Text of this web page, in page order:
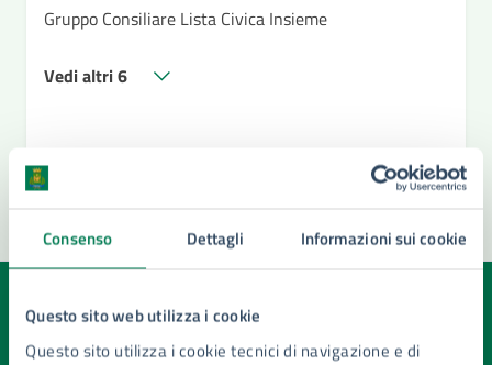
Consenso Dettagli Informazioni sui cookie
Questo sito web utilizza i cookie
Questo sito utilizza i cookie tecnici di navigazione e di
Gruppo Consiliare Lista Civica Insieme
Vedi altri 6
Quanto sono chiare le informazioni su questa
pagina?